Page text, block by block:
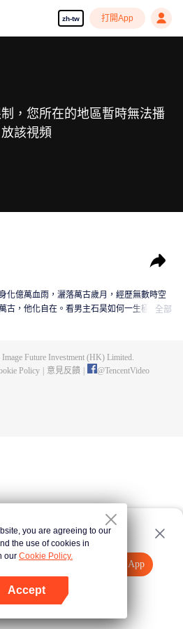
zh-tw 打開App
打開App
點擊此處
，您所在的地區暫時無法播
放該視頻
化億萬血雨，灑落萬古歲月，經歷無數時空
古，他化自在。看男主石昊如何一生極致輝
全部
Image Future Investment (HK) Limited.
Policy 意見反饋 @TencentVideo
you are agreeing to our
the use of cookies in
our Cookie Policy.
Accept